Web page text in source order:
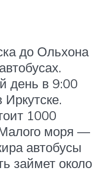
до Ольхона
день в 9:00
Иркутске.
1000
моря —
автобусы
займет около